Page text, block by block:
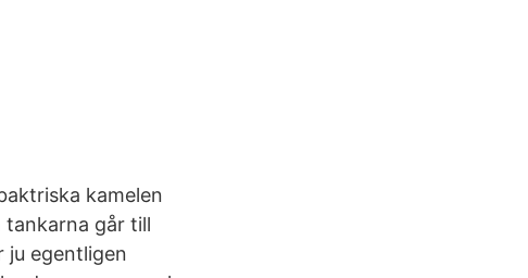
kamelen
tankarna går till
ju egentligen